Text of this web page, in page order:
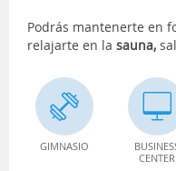
Podrás mantenerte en
relajarte en la sauna,
GIMNASIO
CENTER